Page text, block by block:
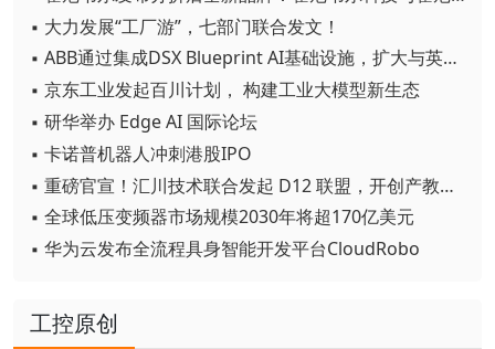
▪ 大力发展“工厂游”，七部门联合发文！
▪ ABB通过集成DSX Blueprint AI基础设施，扩大与英伟达的合作
▪ 京东工业发起百川计划， 构建工业大模型新生态
▪ 研华举办 Edge AI 国际论坛
▪ 卡诺普机器人冲刺港股IPO
▪ 重磅官宣！汇川技术联合发起 D12 联盟，开创产教融合新范式
▪ 全球低压变频器市场规模2030年将超170亿美元
▪ 华为云发布全流程具身智能开发平台CloudRobo
工控原创